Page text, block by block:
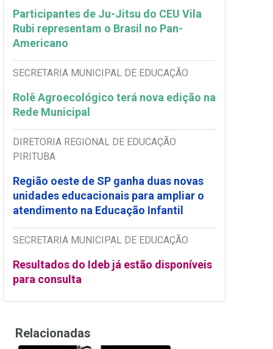
Participantes de Ju-Jitsu do CEU Vila
Rubi representam o Brasil no Pan-
Americano
SECRETARIA MUNICIPAL DE EDUCAÇÃO
Rolê Agroecológico terá nova edição na
Rede Municipal
DIRETORIA REGIONAL DE EDUCAÇÃO
PIRITUBA
Região oeste de SP ganha duas novas
unidades educacionais para ampliar o
atendimento na Educação Infantil
SECRETARIA MUNICIPAL DE EDUCAÇÃO
Resultados do Ideb já estão disponíveis
para consulta
Relacionadas